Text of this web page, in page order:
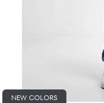
NEW COLORS